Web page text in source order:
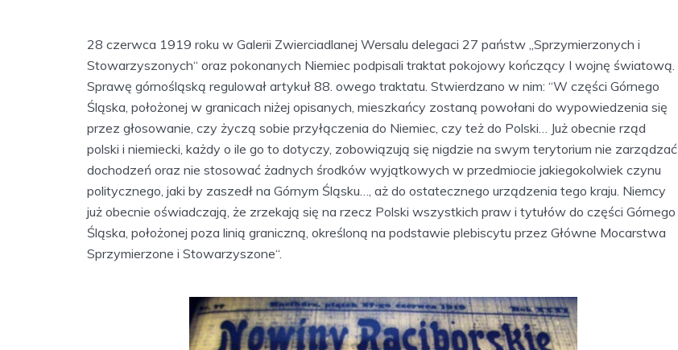
28 czerwca 1919 roku w Galerii Zwierciadlanej Wersalu delegaci 27 państw „Sprzymierzonych i
Stowarzyszonych“ oraz pokonanych Niemiec podpisali traktat pokojowy kończący I wojnę światową.
Sprawę górnośląską regulował artykuł 88. owego traktatu. Stwierdzano w nim: “W części Górnego
Śląska, położonej w granicach niżej opisanych, mieszkańcy zostaną powołani do wypowiedzenia się
przez głosowanie, czy życzą sobie przyłączenia do Niemiec, czy też do Polski… Już obecnie rząd
polski i niemiecki, każdy o ile go to dotyczy, zobowiązują się nigdzie na swym terytorium nie zarządzać
dochodzeń oraz nie stosować żadnych środków wyjątkowych w przedmiocie jakiegokolwiek czynu
politycznego, jaki by zaszedł na Górnym Śląsku…, aż do ostatecznego urządzenia tego kraju. Niemcy
już obecnie oświadczają, że zrzekają się na rzecz Polski wszystkich praw i tytułów do części Górnego
Śląska, położonej poza linią graniczną, określoną na podstawie plebiscytu przez Główne Mocarstwa
Sprzymierzone i Stowarzyszone“.